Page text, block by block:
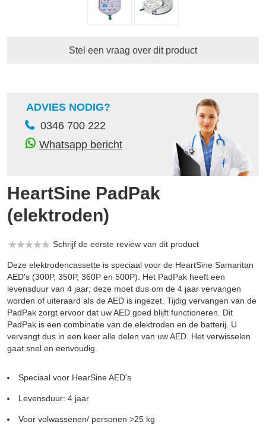
Stel een vraag over dit product
ADVIES NODIG?
0346 700 222
Whatsapp bericht
HeartSine PadPak
(elektroden)
Schrijf de eerste review van dit product
Deze elektrodencassette is speciaal voor de HeartSine Samaritan
AED's (300P, 350P, 360P en 500P). Het PadPak heeft een
levensduur van 4 jaar; deze moet dus om de 4 jaar vervangen
worden of uiteraard als de AED is ingezet. Tijdig vervangen van de
PadPak zorgt ervoor dat uw AED goed blijft functioneren. Dit
PadPak is een combinatie van de elektroden en de batterij. U
vervangt dus in een keer alle delen van uw AED. Het verwisselen
gaat snel en eenvoudig.
Speciaal voor HearSine AED's
Levensduur: 4 jaar
Voor volwassenen/ personen >25 kg